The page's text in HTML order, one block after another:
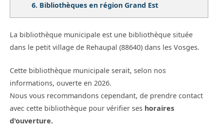
6. Bibliothèques en région Grand Est
La bibliothèque municipale est une bibliothèque située
dans le petit village de Rehaupal (88640) dans les Vosges.
Cette bibliothèque municipale serait, selon nos
informations, ouverte en 2026.
Nous vous recommandons cependant, de prendre contact
avec cette bibliothèque pour vérifier ses horaires
d'ouverture.